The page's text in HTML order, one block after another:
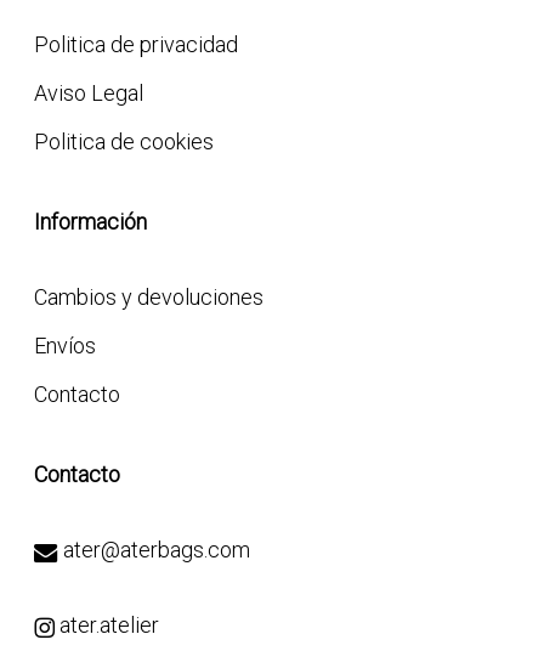
Politica de privacidad
Aviso Legal
Politica de cookies
Información
Cambios y devoluciones
Envíos
Contacto
Contacto
ater@aterbags.com
ater.atelier